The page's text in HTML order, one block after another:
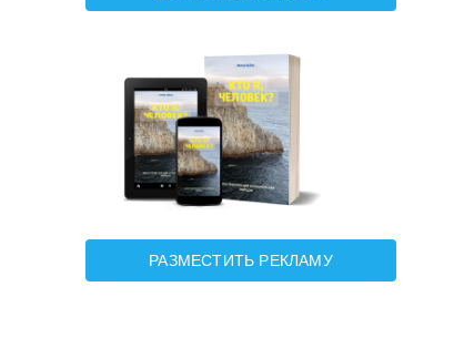
РАЗМЕСТИТЬ РЕКЛАМУ